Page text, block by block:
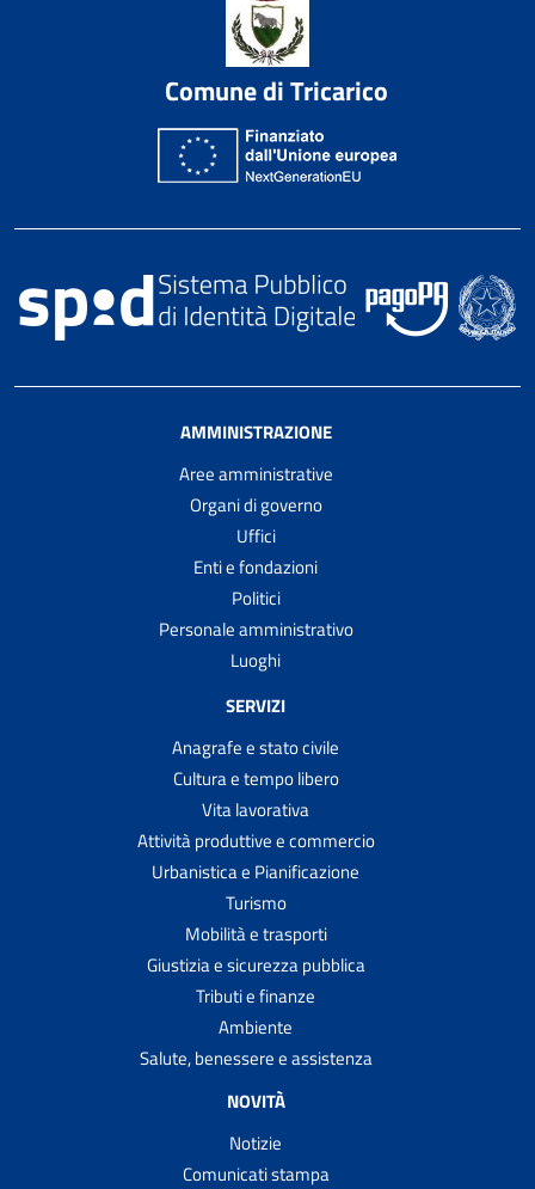
Comune di Tricarico
AMMINISTRAZIONE
Aree amministrative
Organi di governo
Uffici
Enti e fondazioni
Politici
Personale amministrativo
Luoghi
SERVIZI
Anagrafe e stato civile
Cultura e tempo libero
Vita lavorativa
Attività produttive e commercio
Urbanistica e Pianificazione
Turismo
Mobilità e trasporti
Giustizia e sicurezza pubblica
Tributi e finanze
Ambiente
Salute, benessere e assistenza
NOVITÀ
Notizie
Comunicati stampa